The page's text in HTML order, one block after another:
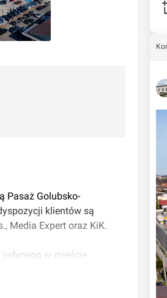
Pasaż Golubsko-
klientów są
Media Expert oraz KiK.
w mieście